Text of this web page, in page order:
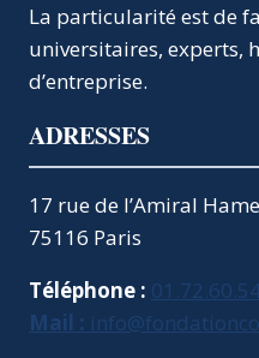
La particularité est de
universitaires, experts,
d’entreprise.
ADRESSES
17 rue de l’Amiral
75116 Paris
Téléphone :
Mail :